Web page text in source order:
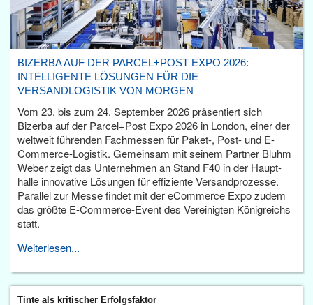
BIZERBA AUF DER PARCEL+POST EXPO 2026:
INTELLIGENTE LÖSUNGEN FÜR DIE
VERSANDLOGISTIK VON MORGEN
Vom 23. bis zum 24. September 2026 präsentiert sich
Bizerba auf der Parcel+Post Expo 2026 in London, einer der
weltweit führenden Fachmessen für Paket-, Post- und E-
Commerce-Logistik. Gemeinsam mit seinem Partner Bluhm
Weber zeigt das Unternehmen an Stand F40 in der Haupt­
halle innovative Lösungen für effiziente Versandprozesse.
Parallel zur Messe findet mit der eCommerce Expo zudem
das größte E-Commerce-Event des Vereinigten Königreichs
statt.
Weiterlesen...
Tinte als kritischer Erfolgsfaktor